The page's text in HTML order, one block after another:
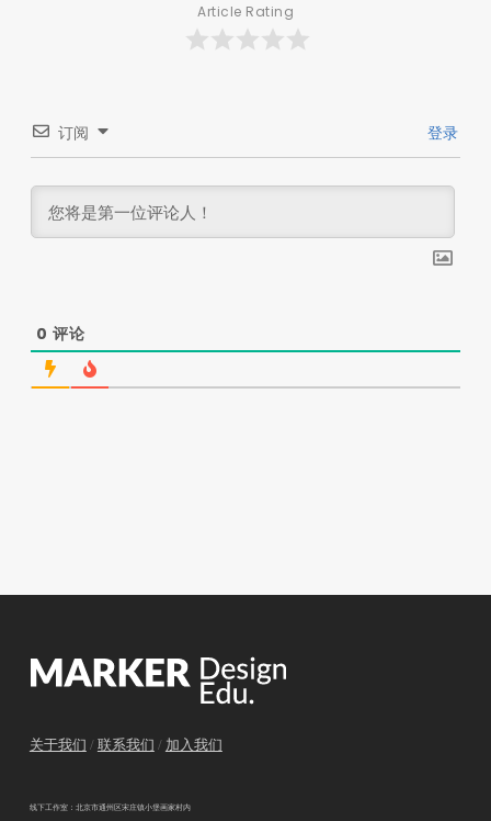
Article Rating
订阅 登录
0 评论
关于我们 / 联系我们 / 加入我们
线下工作室：北京市通州区宋庄镇小堡画家村内